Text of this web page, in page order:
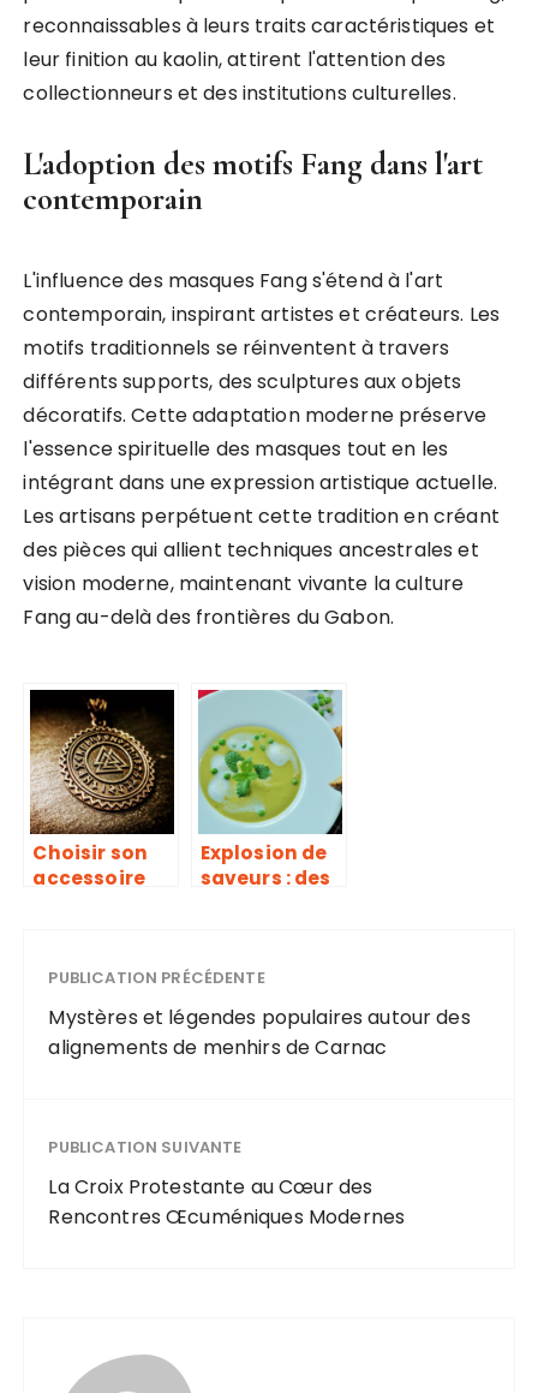
reconnaissables à leurs traits caractéristiques et
leur finition au kaolin, attirent l'attention des
collectionneurs et des institutions culturelles.
L'adoption des motifs Fang dans l'art
contemporain
L'influence des masques Fang s'étend à l'art
contemporain, inspirant artistes et créateurs. Les
motifs traditionnels se réinventent à travers
différents supports, des sculptures aux objets
décoratifs. Cette adaptation moderne préserve
l'essence spirituelle des masques tout en les
intégrant dans une expression artistique actuelle.
Les artisans perpétuent cette tradition en créant
des pièces qui allient techniques ancestrales et
vision moderne, maintenant vivante la culture
Fang au-delà des frontières du Gabon.
Choisir son
accessoire
Explosion de
saveurs : des
mardi gras
inoubliable
PUBLICATION PRÉCÉDENTE
Mystères et légendes populaires autour des
alignements de menhirs de Carnac
PUBLICATION SUIVANTE
La Croix Protestante au Cœur des
Rencontres Œcuméniques Modernes